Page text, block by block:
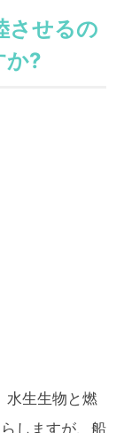
させるの
か?
水生生物と燃
しますが、船